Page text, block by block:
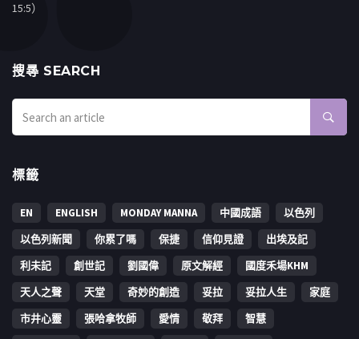
15:5）
搜㝷 SEARCH
標籤
EN ENGLISH MONDAY MANNA 中國成語
以色列
以色列新聞
你累了嗎 保捷 信仰見證
出埃及記
利未記
創世記 劉國偉 原文解經
國度禾場KHM
天人之聲
天堂 奇妙的創造 妥拉 妥拉人生
家庭
市井心靈
張哈拿牧師 愛情 敬拜
智慧